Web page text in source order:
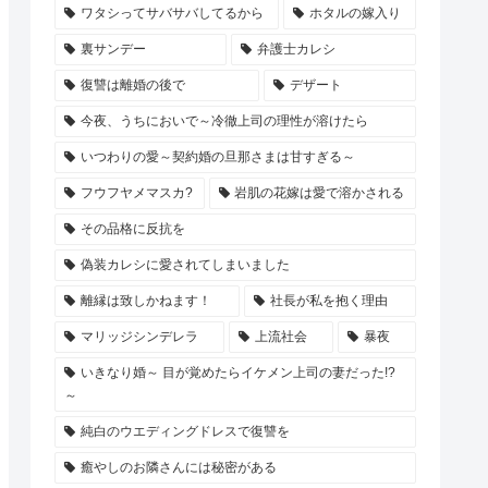
ワタシってサバサバしてるから ホタルの嫁入り
裏サンデー 弁護士カレシ
復讐は離婚の後で デザート
今夜、うちにおいで～冷徹上司の理性が溶けたら
いつわりの愛～契約婚の旦那さまは甘すぎる～
フウフヤメマスカ? 岩肌の花嫁は愛で溶かされる
その品格に反抗を
偽装カレシに愛されてしまいました
離縁は致しかねます！ 社長が私を抱く理由
マリッジシンデレラ 上流社会 暴夜
いきなり婚～ 目が覚めたらイケメン上司の妻だった!?
～
純白のウエディングドレスで復讐を
癒やしのお隣さんには秘密がある